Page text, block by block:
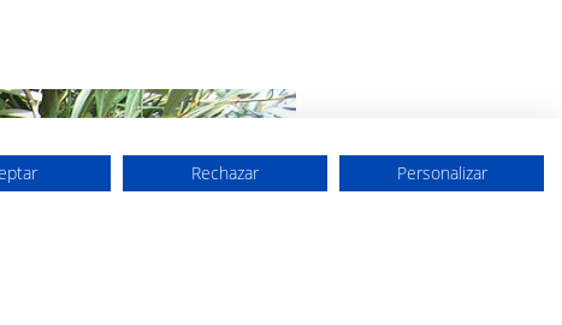
Rechazar Personalizar